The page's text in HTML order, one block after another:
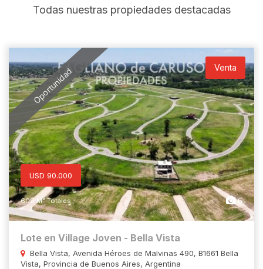
Todas nuestras propiedades destacadas
Oportunidad Venta
USD 90.000
609 M² Totales 6
Lote en Village Joven - Bella Vista
Bella Vista, Avenida Héroes de Malvinas 490, B1661 Bella
Vista, Provincia de Buenos Aires, Argentina